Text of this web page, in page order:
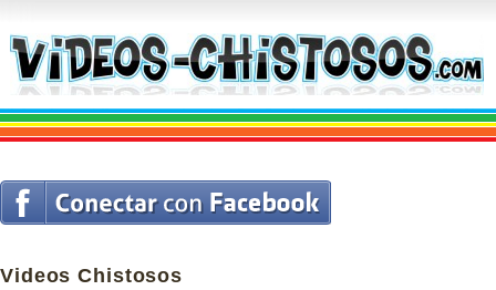
Videos Chistosos